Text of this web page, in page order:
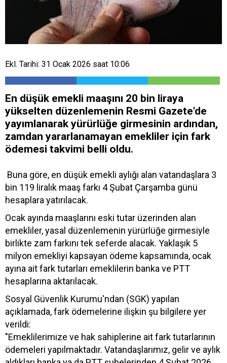
Ekl. Tarihi: 31 Ocak 2026 saat 10:06
En düşük emekli maaşını 20 bin liraya
yükselten düzenlemenin Resmi Gazete'de
yayımlanarak yürürlüğe girmesinin ardından,
zamdan yararlanamayan emekliler için fark
ödemesi takvimi belli oldu.
Buna göre, en düşük emekli aylığı alan vatandaşlara 3
bin 119 liralık maaş farkı 4 Şubat Çarşamba günü
hesaplara yatırılacak.
Ocak ayında maaşlarını eski tutar üzerinden alan
emekliler, yasal düzenlemenin yürürlüğe girmesiyle
birlikte zam farkını tek seferde alacak. Yaklaşık 5
milyon emekliyi kapsayan ödeme kapsamında, ocak
ayına ait fark tutarları emeklilerin banka ve PTT
hesaplarına aktarılacak.
Sosyal Güvenlik Kurumu'ndan (SGK) yapılan
açıklamada, fark ödemelerine ilişkin şu bilgilere yer
verildi:
"Emeklilerimize ve hak sahiplerine ait fark tutarlarının
ödemeleri yapılmaktadır. Vatandaşlarımız, gelir ve aylık